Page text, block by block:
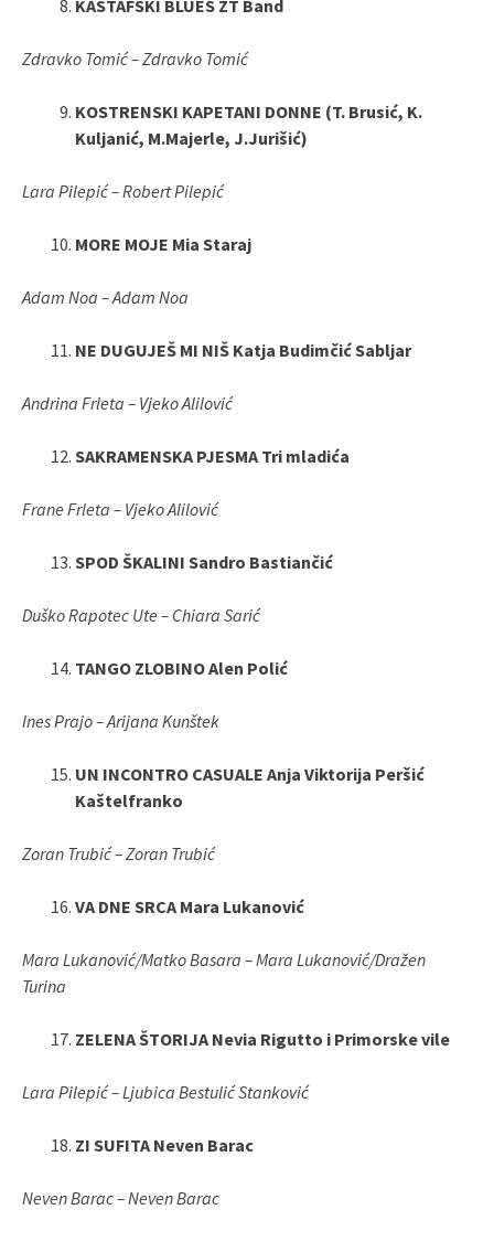
KASTAFSKI BLUES ZT Band
Zdravko Tomić – Zdravko Tomić
KOSTRENSKI KAPETANI DONNE (T. Brusić, K.
Kuljanić, M.Majerle, J.Jurišić)
Lara Pilepić – Robert Pilepić
MORE MOJE Mia Staraj
Adam Noa – Adam Noa
NE DUGUJEŠ MI NIŠ Katja Budimčić Sabljar
Andrina Frleta – Vjeko Alilović
SAKRAMENSKA PJESMA Tri mladića
Frane Frleta – Vjeko Alilović
SPOD ŠKALINI Sandro Bastiančić
Duško Rapotec Ute – Chiara Sarić
TANGO ZLOBINO Alen Polić
Ines Prajo – Arijana Kunštek
UN INCONTRO CASUALE Anja Viktorija Peršić
Kaštelfranko
Zoran Trubić – Zoran Trubić
VA DNE SRCA Mara Lukanović
Mara Lukanović/Matko Basara – Mara Lukanović/Dražen
Turina
ZELENA ŠTORIJA Nevia Rigutto i Primorske vile
Lara Pilepić – Ljubica Bestulić Stanković
ZI SUFITA Neven Barac
Neven Barac – Neven Barac